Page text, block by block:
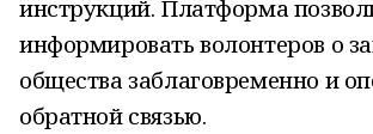
инструкций. Платформа
информировать волонтеров о
общества заблаговременно и
обратной связью.